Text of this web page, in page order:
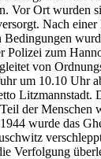
Vor Ort wurden
Nach
Bedingungen
Polizei zum
von
um 10.10 Uhr
Litzmannstadt.
der Menschen
wurde das
Verfolgung